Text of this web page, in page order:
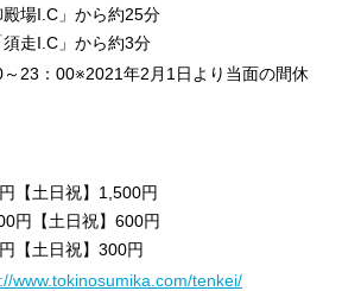
場I.C」から約25分
走I.C」から約3分
23：00※2021年2月1日より当面の間休
【土日祝】1,500円
円【土日祝】600円
【土日祝】300円
www.tokinosumika.com/tenkei/